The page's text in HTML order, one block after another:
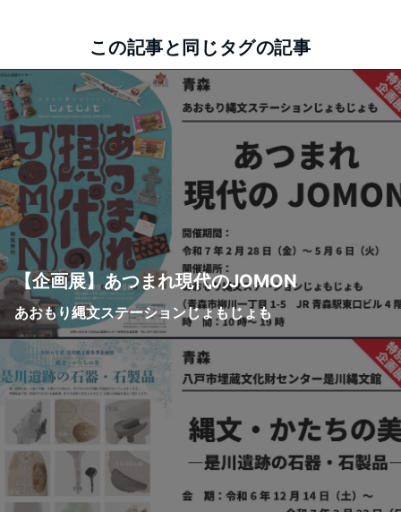
この記事と同じタグの記事
【企画展】あつまれ現代のJOMON
あおもり縄文ステーションじょもじょも